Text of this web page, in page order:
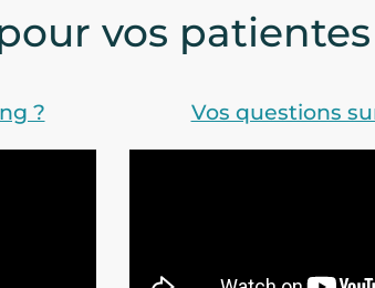
vos patientes
? Vos questions